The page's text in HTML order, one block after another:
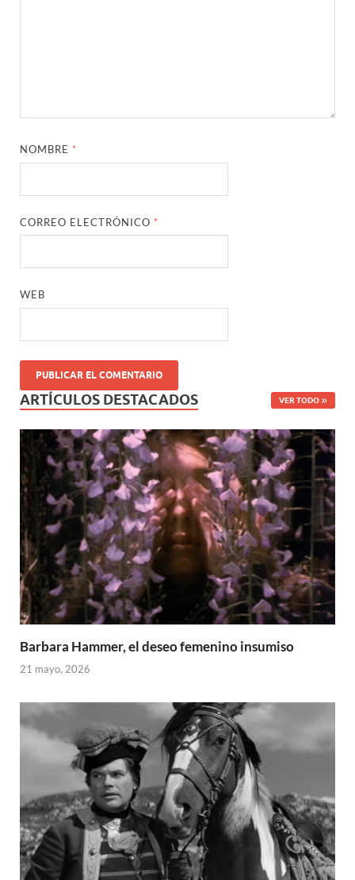
NOMBRE *
CORREO ELECTRÓNICO *
WEB
ARTÍCULOS DESTACADOS VER TODO
Barbara Hammer, el deseo femenino insumiso
21 mayo, 2026